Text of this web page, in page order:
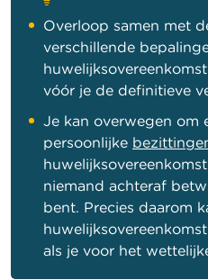
Overloop samen met
verschillende
vóór je de definitieve
Je kan overwegen om
persoonlijke
niemand achteraf
bent. Precies daarom
als je voor het